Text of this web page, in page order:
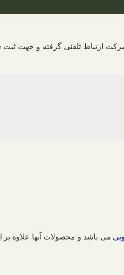
ارتباط تلفنی گرفته و جهت
می باشد و محصولات آنها علاوه بر